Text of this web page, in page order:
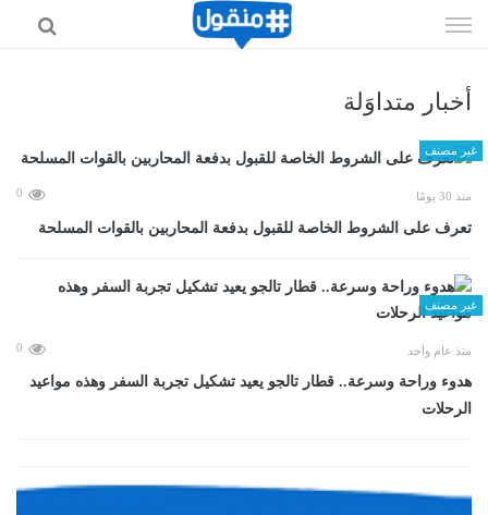
الى
أخبار متداوَلة
غير مصنف
منذ 30 يومًا 0
تعرف على الشروط الخاصة للقبول بدفعة المحاربين بالقوات المسلحة
غير مصنف
منذ عام واحد 0
هدوء وراحة وسرعة.. قطار تالجو يعيد تشكيل تجربة السفر وهذه مواعيد
الرحلات